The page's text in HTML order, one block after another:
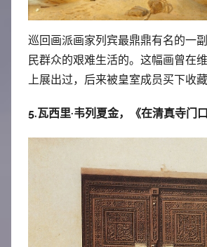
巡回画派画家列宾最鼎鼎有名的一
民群众的艰难生活的。这幅画曾在
上展出过，后来被皇室成员买下收藏
5.瓦西里·韦列夏金，《在清真寺门